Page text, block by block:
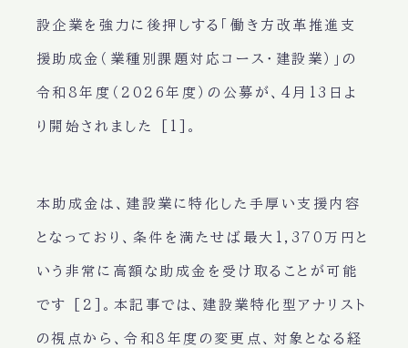
設企業を強力に後押しする 「働き方改革推進支
援助成金（業種別課題対応コース・建設業）」 の
令和8年度（2026年度）の公募が、4月13日よ
り開始されました [1]。
本助成金は、建設業に特化した手厚い支援内容
となっており、条件を満たせば 最大1,370万円 と
いう非常に高額な助成金を受け取ることが可能
です [2]。本記事では、建設業特化型アナリスト
の視点から、令和8年度の変更点、対象となる経